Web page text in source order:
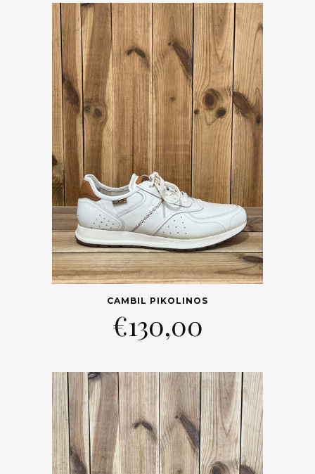
CAMBIL PIKOLINOS
€130,00